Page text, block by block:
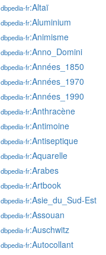
dbpedia-fr:Altaï
dbpedia-fr:Aluminium
dbpedia-fr:Animisme
dbpedia-fr:Anno_Domini
dbpedia-fr:Années_1850
dbpedia-fr:Années_1970
dbpedia-fr:Années_1990
dbpedia-fr:Anthracène
dbpedia-fr:Antimoine
dbpedia-fr:Antiseptique
dbpedia-fr:Aquarelle
dbpedia-fr:Arabes
dbpedia-fr:Artbook
dbpedia-fr:Asie_du_Sud-Est
dbpedia-fr:Assouan
dbpedia-fr:Auschwitz
dbpedia-fr:Autocollant